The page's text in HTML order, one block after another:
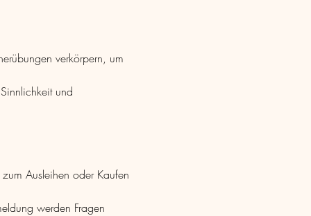
verkörpern, um
und
Ausleihen oder Kaufen
werden Fragen